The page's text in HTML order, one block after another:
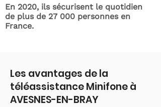
En 2020, ils sécurisent le quotidien
de plus de 27 000 personnes en
France.
Les avantages de la
téléassistance Minifone à
AVESNES-EN-BRAY